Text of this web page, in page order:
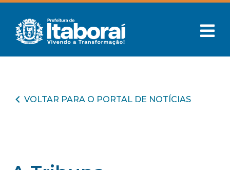
VOLTAR PARA O PORTAL DE NOTÍCIAS